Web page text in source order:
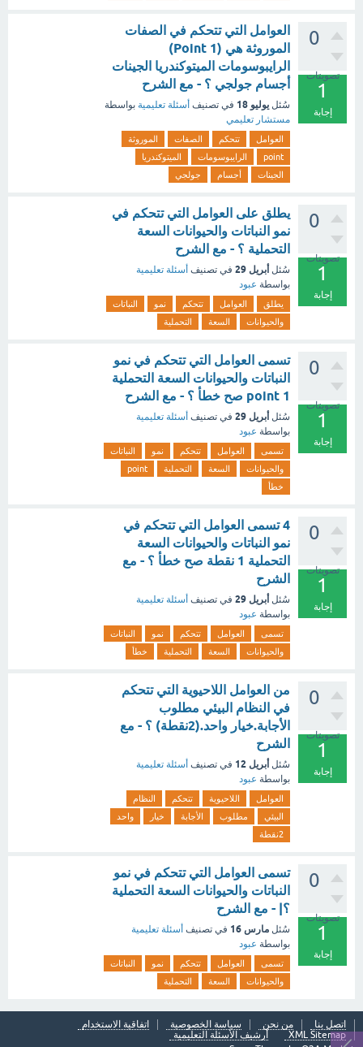
0
تصويتات
1
إجابة
العوامل التي تتحكم في الصفات
الموروثة هي (1 Point)
الرايبوسومات الميتوكندريا الجينات
أجسام جولجي ؟ - مع الشرح
سُئل يوليو 18 في تصنيف أسئلة تعليمية بواسطة
مستشار تعليمي
العوامل تتحكم الصفات
الموروثة
point
الرايبوسومات
الميتوكندريا
الجينات
أجسام جولجي
0
تصويتات
1
إجابة
يطلق على العوامل التي تتحكم في
نمو النباتات والحيوانات السعة
التحملية ؟ - مع الشرح
سُئل أبريل 29 في تصنيف أسئلة تعليمية
بواسطة عبود
يطلق العوامل تتحكم نمو
النباتات
والحيوانات
السعة التحملية
0
تصويتات
1
إجابة
تسمى العوامل التي تتحكم في نمو
النباتات والحيوانات السعة التحملية
1 point صح خطأ ؟ - مع الشرح
سُئل أبريل 29 في تصنيف أسئلة تعليمية
بواسطة عبود
تسمى العوامل تتحكم نمو
النباتات
والحيوانات
السعة التحملية
point
خطأ
0
تصويتات
1
إجابة
4 تسمى العوامل التي تتحكم في
نمو النباتات والحيوانات السعة
التحملية 1 نقطة صح خطأ ؟ - مع
الشرح
سُئل أبريل 29 في تصنيف أسئلة تعليمية
بواسطة عبود
تسمى العوامل تتحكم نمو
النباتات
والحيوانات
السعة التحملية خطأ
0
تصويتات
1
إجابة
من العوامل اللاحيوية التي تتحكم
في النظام البيئي مطلوب
الأجابة.خيار واحد.(2نقطة) ؟ - مع
الشرح
سُئل أبريل 12 في تصنيف أسئلة تعليمية
بواسطة عبود
العوامل اللاحيوية تتحكم
النظام
البيئي
مطلوب الأجابة خيار
واحد
2نقطة
0
تصويتات
1
إجابة
تسمى العوامل التي تتحكم في نمو
النباتات والحيوانات السعة التحملية
؟| - مع الشرح
سُئل مارس 16 في تصنيف أسئلة تعليمية
بواسطة عبود
تسمى العوامل تتحكم نمو
النباتات
والحيوانات
السعة التحملية
اتصل بنا من نحن سياسة الخصوصية
اتفاقية الاستخدام
XML Sitemap
أرشيف الأسئلة التعليمية